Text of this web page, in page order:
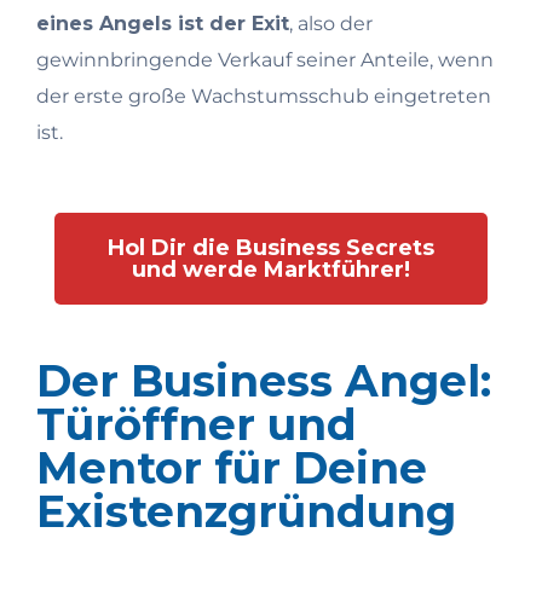
eines Angels ist der Exit, also der
gewinnbringende Verkauf seiner Anteile, wenn
der erste große Wachstumsschub eingetreten
ist.
Hol Dir die Business Secrets
und werde Marktführer!
Der Business Angel:
Türöffner und
Mentor für Deine
Existenzgründung